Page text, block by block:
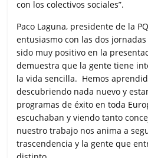
con los colectivos sociales”.
Paco Laguna, presidente de la
entusiasmo con las dos
sido muy positivo en la
demuestra que la gente tiene
la vida sencilla. Hemos
descubriendo nada nuevo y
programas de éxito en toda
escuchaban y viendo tanto
nuestro trabajo nos anima a
trascendencia y la gente que